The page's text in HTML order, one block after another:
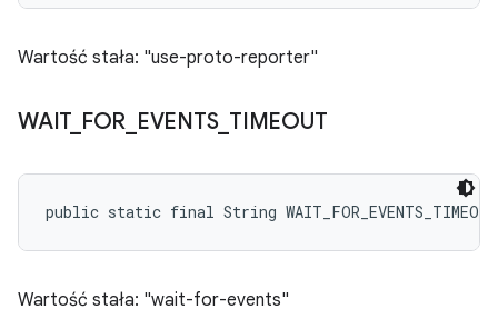
Wartość stała: "use-proto-reporter"
WAIT_ FOR EVENTS_ TIMEOUT
public static final String WAIT_FOR_EVENTS_TIMEOUT
Wartość stała: "wait-for-events"